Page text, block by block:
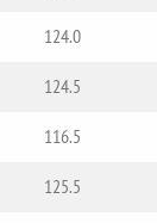
124.0
124.5
116.5
125.5